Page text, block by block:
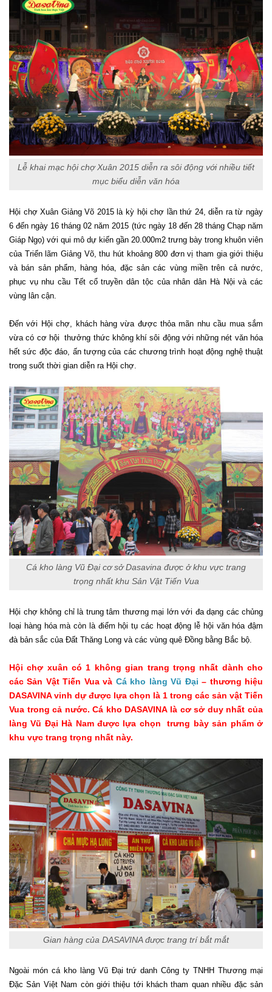
Lễ khai mạc hội chợ Xuân 2015 diễn ra sôi động với nhiều tiết
mục biểu diễn văn hóa
Hội chợ Xuân Giảng Võ 2015 là kỳ hội chợ lần thứ 24, diễn ra từ ngày
6 đến ngày 16 tháng 02 năm 2015 (tức ngày 18 đến 28 tháng Chạp năm
Giáp Ngọ) với qui mô dự kiến gần 20.000m2 trưng bày trong khuôn viên
của Triển lãm Giảng Võ, thu hút khoảng 800 đơn vị tham gia giới thiệu
và bán sản phẩm, hàng hóa, đặc sản các vùng miền trên cả nước,
phục vụ nhu cầu Tết cổ truyền dân tộc của nhân dân Hà Nội và các
vùng lân cận
Đến với Hội chợ, khách hàng vừa được thỏa mãn nhu cầu mua sắm
vừa có cơ hội thưởng thức không khí sôi động với những nét văn hóa
hết sức độc đáo, ấn tượng của các chương trình hoạt động nghệ thuật
trong suốt thời gian diễn ra Hội chợ.
Cá kho làng Vũ Đại cơ sở Dasavina được ở khu vực trang
trọng nhất khu Sản Vật Tiến Vua
Hội chợ không chỉ là trung tâm thương mại lớn với đa dạng các chủng
loại hàng hóa mà còn là điểm hội tụ các hoạt động lễ hội văn hóa đậm
đà bản sắc của Đất Thăng Long và các vùng quê Đồng bằng Bắc bộ.
Hội chợ xuân có 1 không gian trang trọng nhất dành cho
các Sản Vật Tiến Vua và Cá kho làng Vũ Đại – thương hiệu
DASAVINA vinh dự được lựa chọn là 1 trong các sản vật Tiến
Vua trong cả nước. Cá kho DASAVINA là cơ sở duy nhất của
làng Vũ Đại Hà Nam được lựa chọn trưng bày sản phẩm ở
khu vực trang trọng nhất này.
Gian hàng của DASAVINA được trang trí bắt mắt
Ngoài món cá kho làng Vũ Đại trứ danh Công ty TNHH Thương mại
Đặc Sản Việt Nam còn giới thiệu tới khách tham quan nhiều đặc sản